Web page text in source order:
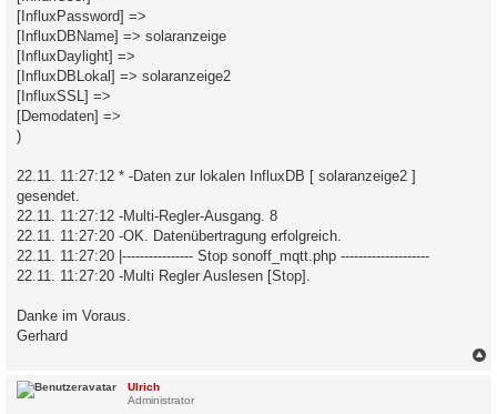
[InfluxPassword] =>
[InfluxDBName] => solaranzeige
[InfluxDaylight] =>
[InfluxDBLokal] => solaranzeige2
[InfluxSSL] =>
[Demodaten] =>
)
22.11. 11:27:12 * -Daten zur lokalen InfluxDB [ solaranzeige2 ]
gesendet.
22.11. 11:27:12 -Multi-Regler-Ausgang. 8
22.11. 11:27:20 -OK. Datenübertragung erfolgreich.
22.11. 11:27:20 |---------------- Stop sonoff_mqtt.php --------------------
22.11. 11:27:20 -Multi Regler Auslesen [Stop].
Danke im Voraus.
Gerhard
Ulrich
Administrator